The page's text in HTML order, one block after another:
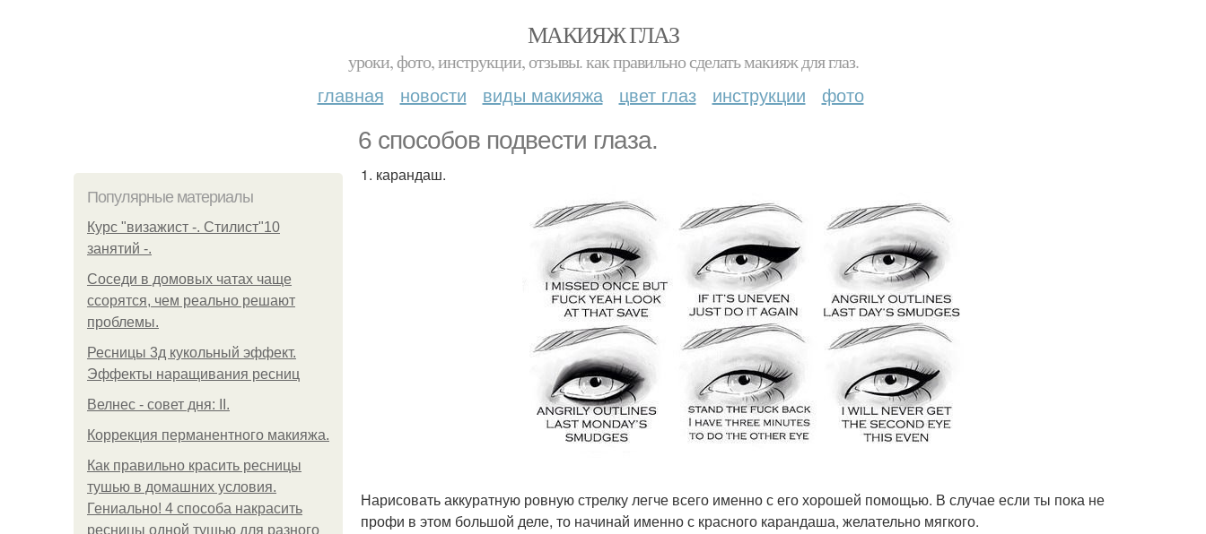
МАКИЯЖ ГЛАЗ
уроки, фото, инструкции, отзывы. как правильно сделать макияж для глаз.
главная новости виды макияжа цвет глаз инструкции фото
6 способов подвести глаза.
Популярные материалы
Курс "визажист -. Стилист"10
занятий -.
Соседи в домовых чатах чаще
ссорятся, чем реально решают
проблемы.
Ресницы 3д кукольный эффект.
Эффекты наращивания ресниц
Велнес - совет дня: II.
Коррекция перманентного макияжа.
Как правильно красить ресницы
тушью в домашних условия.
Гениально! 4 способа накрасить
ресницы одной тушью для разного
1. карандаш.
Нарисовать аккуратную ровную стрелку легче всего именно с его хорошей помощью. В случае если ты пока не
профи в этом большой деле, то начинай именно с красного карандаша, желательно мягкого.